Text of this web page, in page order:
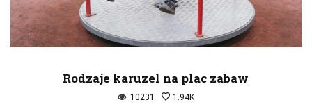
Rodzaje karuzel na plac zabaw
10231 1.94K